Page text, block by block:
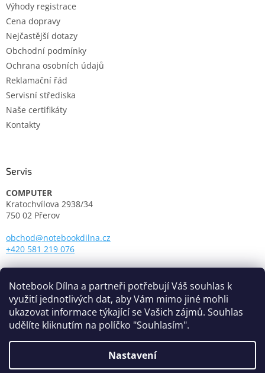
Notebook Dílna a partneři potřebují Váš souhlas k
využití jednotlivých dat, aby Vám mimo jiné mohli
ukazovat informace týkající se Vašich zájmů. Souhlas
udělíte kliknutím na políčko "Souhlasím".
Nastavení
Výhody registrace
Cena dopravy
Nejčastější dotazy
Obchodní podmínky
Ochrana osobních údajů
Reklamační řád
Servisní střediska
Naše certifikáty
Kontakty
Servis
COMPUTER
Kratochvílova 2938/34
750 02 Přerov
obchod@notebookdilna.cz
+420 581 219 076
Pondělí - Pátek: 9.00 - 17.00
Vytvořil Shoptet